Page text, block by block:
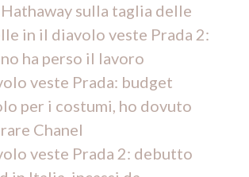
sulla taglia delle
in il diavolo veste Prada 2:
ha perso il lavoro
veste Prada: budget
per i costumi, ho dovuto
Chanel
veste Prada 2: debutto